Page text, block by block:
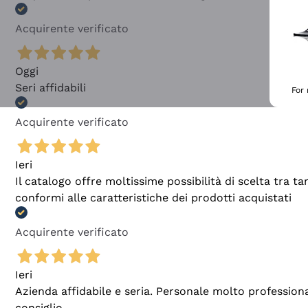
Acquirente verificato
Oggi
Seri affidabili
Acquirente verificato
Ieri
Il catalogo offre moltissime possibilità di scelta tra
conformi alle caratteristiche dei prodotti acquistati
Acquirente verificato
Ieri
Azienda affidabile e seria. Personale molto
For